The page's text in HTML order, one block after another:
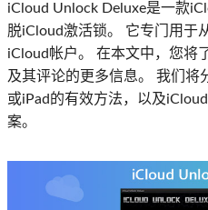
iCloud Unlock Deluxe是一款
脱iCloud激活锁。 它专门用于
iCloud帐户。 在本文中，您将
及其评论的更多信息。 我们将
或iPad的有效方法，以及
案。